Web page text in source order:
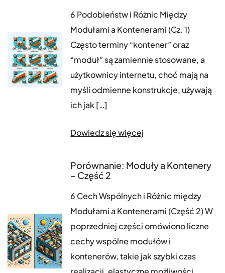
6 Podobieństw i Różnic Między
Modułami a Kontenerami (Cz. 1)
Często terminy “kontener” oraz
“moduł” są zamiennie stosowane, a
użytkownicy internetu, choć mają na
myśli odmienne konstrukcje, używają
ich jak […]
Dowiedz się więcej
Porównanie: Moduły a Kontenery
– Część 2
6 Cech Wspólnych i Różnic między
Modułami a Kontenerami (Część 2) W
poprzedniej części omówiono liczne
cechy wspólne modułów i
kontenerów, takie jak szybki czas